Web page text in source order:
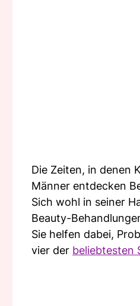
Die Zeiten, in denen
Männer entdecken
Sich wohl in seiner
Beauty-
Sie helfen dabei,
vier der beliebtesten